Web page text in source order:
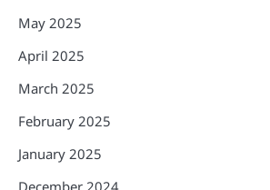
May 2025
April 2025
March 2025
February 2025
January 2025
December 2024